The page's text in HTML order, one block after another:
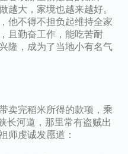
越大，家境也越来越好。
他不得不担负起维持全家
且勤奋工作，能吃苦耐
隆，成为了当地小有名气
卖完稻米所得的款项，乘
长河道，那里常有盗贼出
师虔诚发愿道：